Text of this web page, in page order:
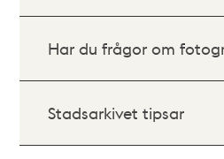
Har du frågor om
Stadsarkivet tipsar